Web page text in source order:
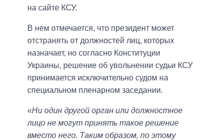
на сайте КСУ.
В нем отмечается, что президент может
отстранять от должностей лиц, которых
назначает, но согласно Конституции
Украины, решение об увольнении судьи КСУ
принимается исключительно судом на
специальном пленарном заседании.
«Ни один другой орган или должностное
лицо не могут принять такое решение
вместо него. Таким образом, по этому